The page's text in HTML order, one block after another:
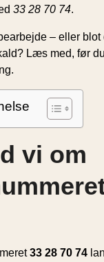
33 28 70 74.
– eller blot
Læs med, før
vi om
33 28 70 74